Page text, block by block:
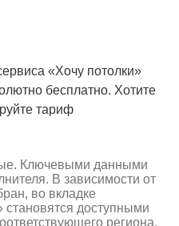
руб.
«Хочу потолки»
бесплатно. Хотите
тариф
Ключевыми данными
В зависимости от
во вкладке
становятся доступными
региона,